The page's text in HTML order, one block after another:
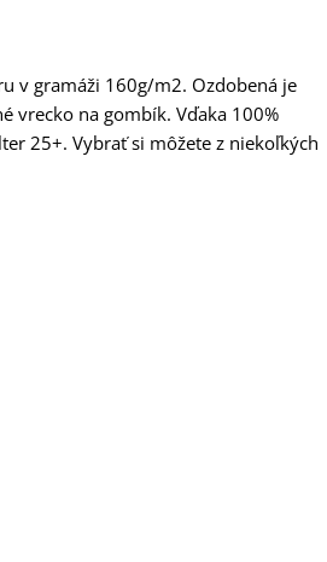
v gramáži 160g/m2. Ozdobená je
vrecko na gombík. Vďaka 100%
25+. Vybrať si môžete z niekoľkých